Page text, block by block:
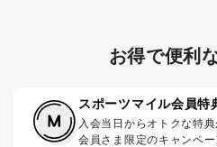
お得で便利
スポーツマイル会員特
入会当日からオトクな特
会員さま限定のキャンペー